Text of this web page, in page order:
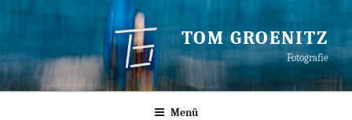
TOM GROENITZ
Fotografie
Menü